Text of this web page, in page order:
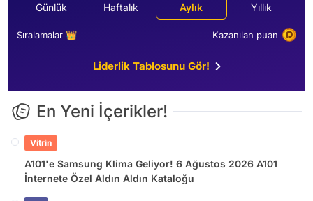
Günlük Haftalık Aylık Yıllık
Sıralamalar 👑 Kazanılan puan
Liderlik Tablosunu Gör!
En Yeni İçerikler!
Vitrin
A101'e Samsung Klima Geliyor! 6 Ağustos 2026 A101
İnternete Özel Aldın Aldın Kataloğu